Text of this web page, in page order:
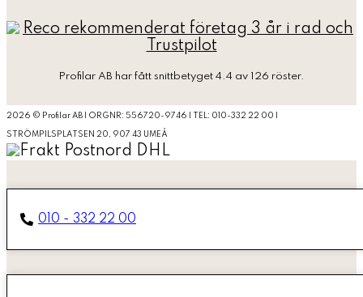
Profilar AB har fått snittbetyget 4.4 av 126 röster.
2026 © Profilar AB | ORGNR: 556720-9746 | TEL: 010-332 22 00 |
STRÖMPILSPLATSEN 20, 907 43 UMEÅ
010 - 332 22 00